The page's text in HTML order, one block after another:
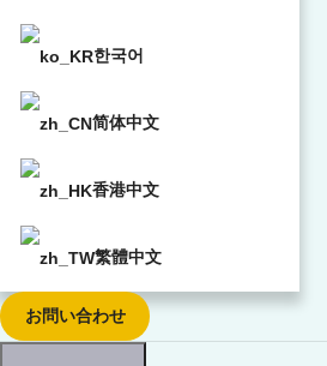
한국어
简体中文
香港中文
繁體中文
お問い合わせ